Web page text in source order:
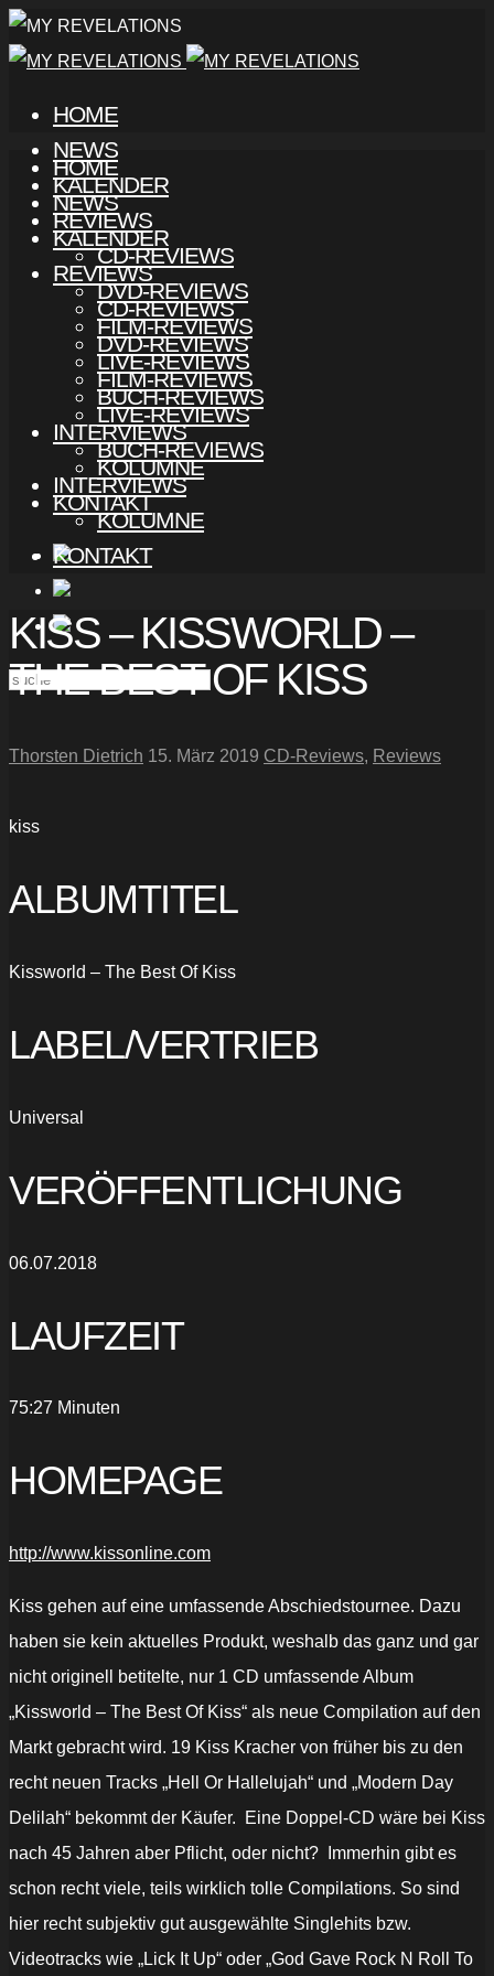
HOME
NEWS
KALENDER
REVIEWS
CD-REVIEWS
DVD-REVIEWS
FILM-REVIEWS
LIVE-REVIEWS
BUCH-REVIEWS
INTERVIEWS
KOLUMNE
KONTAKT
HOME
NEWS
KALENDER
REVIEWS
CD-REVIEWS
DVD-REVIEWS
FILM-REVIEWS
LIVE-REVIEWS
BUCH-REVIEWS
INTERVIEWS
KOLUMNE
KONTAKT
KISS – KISSWORLD –
THE BEST OF KISS
Thorsten Dietrich 15. März 2019 CD-Reviews, Reviews
kiss
ALBUMTITEL
Kissworld – The Best Of Kiss
LABEL/VERTRIEB
Universal
VERÖFFENTLICHUNG
06.07.2018
LAUFZEIT
75:27 Minuten
HOMEPAGE
http://www.kissonline.com
Kiss gehen auf eine umfassende Abschiedstournee. Dazu
haben sie kein aktuelles Produkt, weshalb das ganz und gar
nicht originell betitelte, nur 1 CD umfassende Album
„Kissworld – The Best Of Kiss“ als neue Compilation auf den
Markt gebracht wird. 19 Kiss Kracher von früher bis zu den
recht neuen Tracks „Hell Or Hallelujah“ und „Modern Day
Delilah“ bekommt der Käufer. Eine Doppel-CD wäre bei Kiss
nach 45 Jahren aber Pflicht, oder nicht? Immerhin gibt es
schon recht viele, teils wirklich tolle Compilations. So sind
hier recht subjektiv gut ausgewählte Singlehits bzw.
Videotracks wie „Lick It Up“ oder „God Gave Rock N Roll To